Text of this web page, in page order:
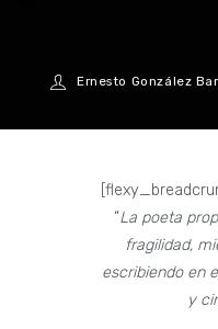
Ernesto González
“La poeta
fragilidad,
escribiendo en
y